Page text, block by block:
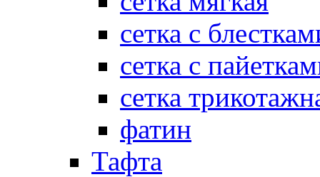
сетка с
сетка с
сетка
фатин
Тафта